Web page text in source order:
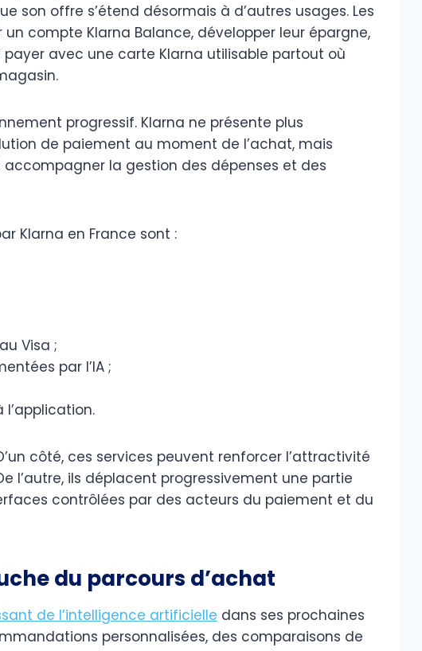
son offre s’étend désormais à d’autres usages. Les
compte Klarna Balance, développer leur épargne,
avec une carte Klarna utilisable partout où
progressif. Klarna ne présente plus
de paiement au moment de l’achat, mais
la gestion des dépenses et des
Klarna en France sont :
Visa ;
par l’IA ;
l’application.
côté, ces services peuvent renforcer l’attractivité
l’autre, ils déplacent progressivement une partie
contrôlées par des acteurs du paiement et du
du parcours d’achat
de l’intelligence artificielle dans ses prochaines
personnalisées, des comparaisons de